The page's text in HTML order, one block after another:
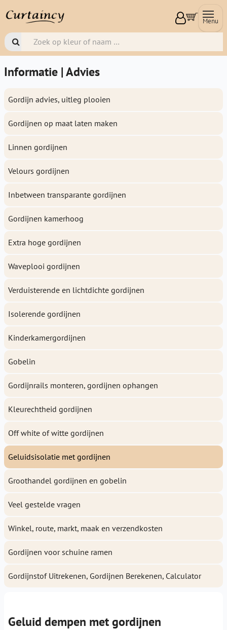
Menu
Informatie | Advies
Gordijn advies, uitleg plooien
Gordijnen op maat laten maken
Linnen gordijnen
Velours gordijnen
Inbetween transparante gordijnen
Gordijnen kamerhoog
Extra hoge gordijnen
Waveplooi gordijnen
Verduisterende en lichtdichte gordijnen
Isolerende gordijnen
Kinderkamergordijnen
Gobelin
Gordijnrails monteren, gordijnen ophangen
Kleurechtheid gordijnen
Off white of witte gordijnen
Geluidsisolatie met gordijnen
Groothandel gordijnen en gobelin
Veel gestelde vragen
Winkel, route, markt, maak en verzendkosten
Gordijnen voor schuine ramen
Gordijnstof Uitrekenen, Gordijnen Berekenen, Calculator
Geluid dempen met gordijnen